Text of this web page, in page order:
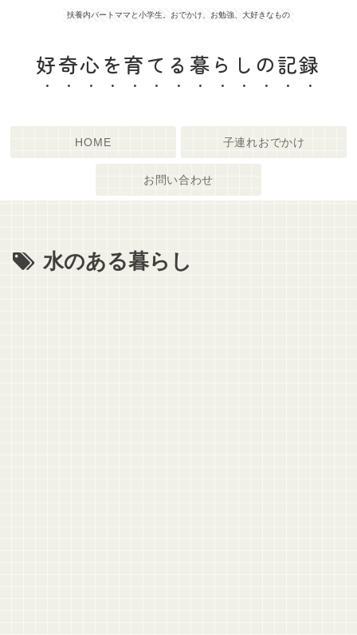
扶養内パートママと小学生。おでかけ、お勉強、大好きなもの
好奇心を育てる暮らしの記録
HOME 子連れおでかけ
お問い合わせ
水のある暮らし